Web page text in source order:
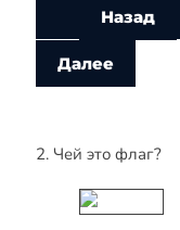
2. Чей это флаг?